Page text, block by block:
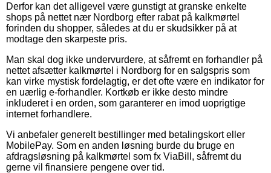
Derfor kan det alligevel være gunstigt at granske enkelte
shops på nettet nær Nordborg efter rabat på kalkmørtel
forinden du shopper, således at du er skudsikker på at
modtage den skarpeste pris.
Man skal dog ikke undervurdere, at såfremt en forhandler på
nettet afsætter kalkmørtel i Nordborg for en salgspris som
kan virke mystisk fordelagtig, er det ofte være en indikator for
en uærlig e-forhandler. Kortkøb er ikke desto mindre
inkluderet i en orden, som garanterer en imod uoprigtige
internet forhandlere.
Vi anbefaler generelt bestillinger med betalingskort eller
MobilePay. Som en anden løsning burde du bruge en
afdragsløsning på kalkmørtel som fx ViaBill, såfremt du
gerne vil finansiere pengene over tid.